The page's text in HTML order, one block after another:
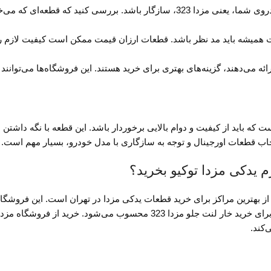
: خار لنتی که انتخاب می‌کنید باید دقیقاً با مدل خودروی شما، یعنی مزدا 323،
همیشه باید مد نظر باشد. قطعات ارزان قیمت ممکن است کیفیت لازم
گزینه‌های بهتری برای خرید هستند. این فروشگاه‌ها
خودرو است که باید از کیفیت و دوام بالایی برخوردار باشد. این قطعه با
قطعات اورجینال و توجه به سازگاری با مدل خودرو، بسیار مهم است.
بهترین مراکز برای خرید قطعات یدکی مزدا در تهران است. این
همراه با قیمت‌های مناسب و خدمات پس از فروش مطمئن، بهترین گزینه برای خرید